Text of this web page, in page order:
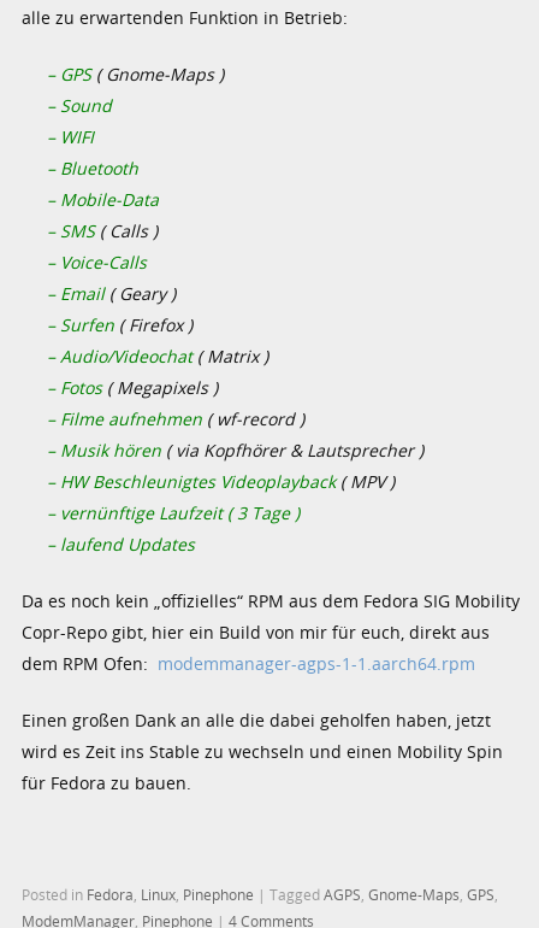
alle zu erwartenden Funktion in Betrieb:
– GPS ( Gnome-Maps )
– Sound
– WIFI
– Bluetooth
– Mobile-Data
– SMS( Calls )
– Voice-Calls
– Email ( Geary )
– Surfen ( Firefox )
– Audio/Videochat( Matrix )
– Fotos ( Megapixels )
– Filme aufnehmen ( wf-record )
– Musik hören ( via Kopfhörer & Lautsprecher )
– HW Beschleunigtes Videoplayback( MPV )
– vernünftige Laufzeit ( 3 Tage )
– laufend Updates
Da es noch kein „offizielles“ RPM aus dem Fedora SIG Mobility
Copr-Repo gibt, hier ein Build von mir für euch, direkt aus
dem RPM Ofen: modemmanager-agps-1-1.aarch64.rpm
Einen großen Dank an alle die dabei geholfen haben, jetzt
wird es Zeit ins Stable zu wechseln und einen Mobility Spin
für Fedora zu bauen.
Posted in Fedora Linux Pinephone |TaggedAGPS ,Gnome-Maps ,GPS
ModemManager Pinephone |4 Comments